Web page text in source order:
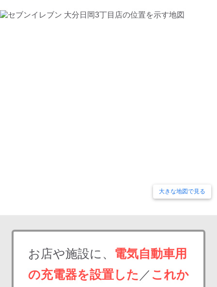
大きな地図で見る
お店や施設に、 電気自動車用
の充電器を設置した ／ これか